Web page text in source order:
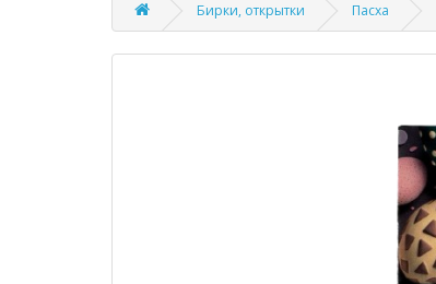
Бирки, открытки Пасха